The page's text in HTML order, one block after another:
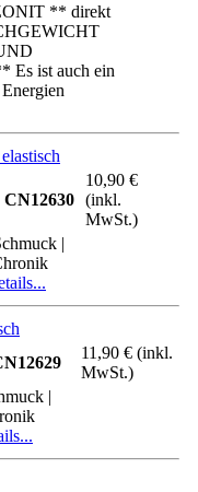
** direkt
ist auch ein
10,90 €
(inkl.
MwSt.)
|
11,90 € (inkl.
MwSt.)
|